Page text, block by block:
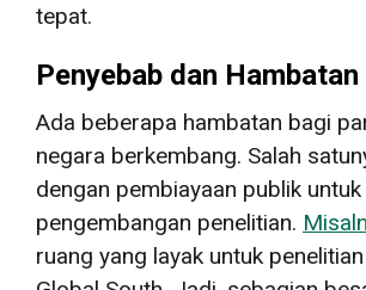
tepat.
Penyebab dan Hambatan
Ada beberapa hambatan bagi
negara berkembang. Salah
dengan pembiayaan publik
pengembangan penelitian.
ruang yang layak untuk